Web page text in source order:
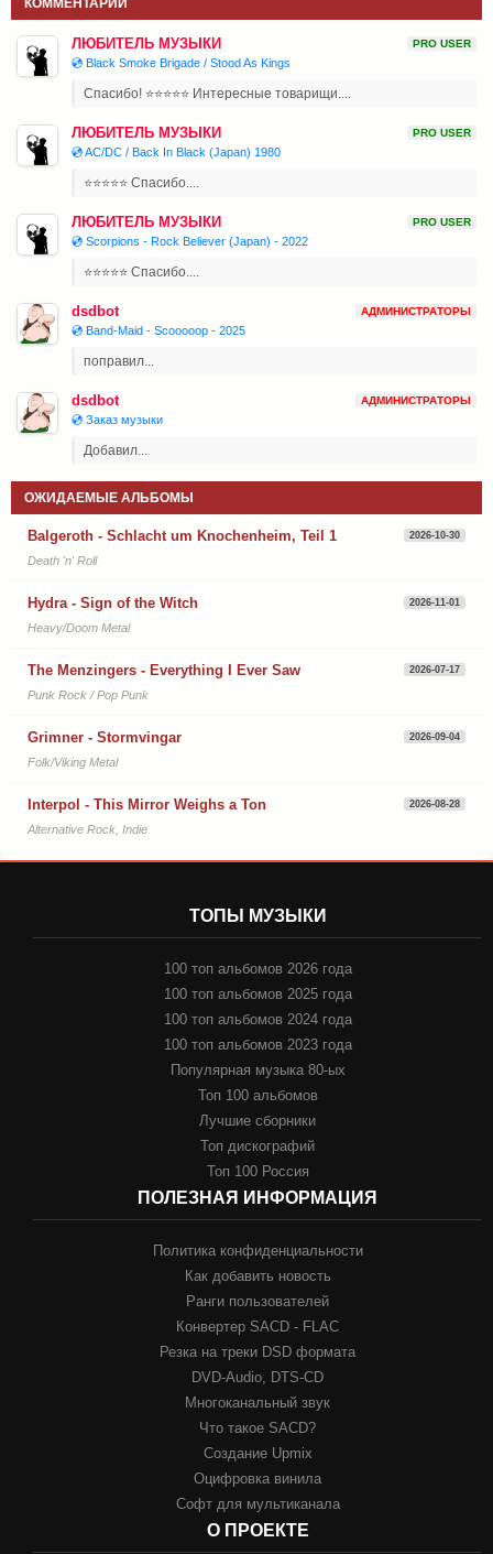
ЛЮБИТЕЛЬ МУЗЫКИ PRO USER
💿 Black Smoke Brigade / Stood As Kings
Спасибо! ⭐⭐⭐⭐⭐ Интересные товарищи....
ЛЮБИТЕЛЬ МУЗЫКИ PRO USER
💿 AC/DC / Back In Black (Japan) 1980
⭐⭐⭐⭐⭐ Спасибо....
ЛЮБИТЕЛЬ МУЗЫКИ PRO USER
💿 Scorpions - Rock Believer (Japan) - 2022
⭐⭐⭐⭐⭐ Спасибо....
dsdbot АДМИНИСТРАТОРЫ
💿 Band-Maid - Scooooop - 2025
поправил...
dsdbot АДМИНИСТРАТОРЫ
💿 Заказ музыки
Добавил...
ОЖИДАЕМЫЕ АЛЬБОМЫ
Balgeroth - Schlacht um Knochenheim, Teil 1 2026-10-30
Death 'n' Roll
Hydra - Sign of the Witch 2026-11-01
Heavy/Doom Metal
The Menzingers - Everything I Ever Saw 2026-07-17
Punk Rock / Pop Punk
Grimner - Stormvingar 2026-09-04
Folk/Viking Metal
Interpol - This Mirror Weighs a Ton 2026-08-28
Alternative Rock, Indie
ТОПЫ МУЗЫКИ
100 топ альбомов 2026 года
100 топ альбомов 2025 года
100 топ альбомов 2024 года
100 топ альбомов 2023 года
Популярная музыка 80-ых
Топ 100 альбомов
Лучшие сборники
Топ дискографий
Топ 100 Россия
ПОЛЕЗНАЯ ИНФОРМАЦИЯ
Политика конфиденциальности
Как добавить новость
Ранги пользователей
Конвертер SACD - FLAC
Резка на треки DSD формата
DVD-Audio, DTS-CD
Многоканальный звук
Что такое SACD?
Создание Upmix
Оцифровка винила
Софт для мультиканала
О ПРОЕКТЕ